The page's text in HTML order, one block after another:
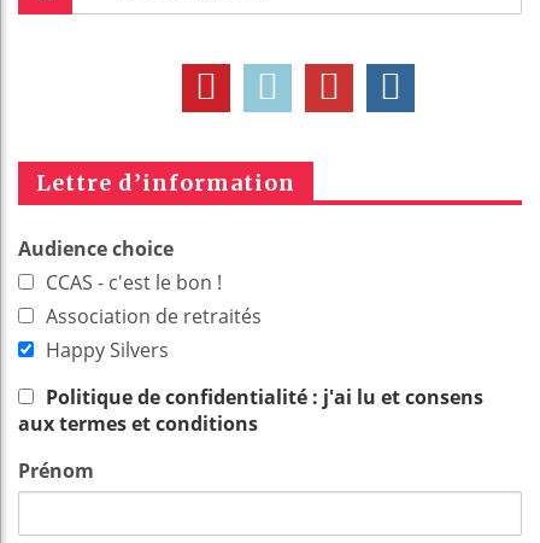
Lettre d’information
Audience choice
CCAS - c'est le bon !
Association de retraités
Happy Silvers
Politique de confidentialité : j'ai lu et consens
aux termes et conditions
Prénom